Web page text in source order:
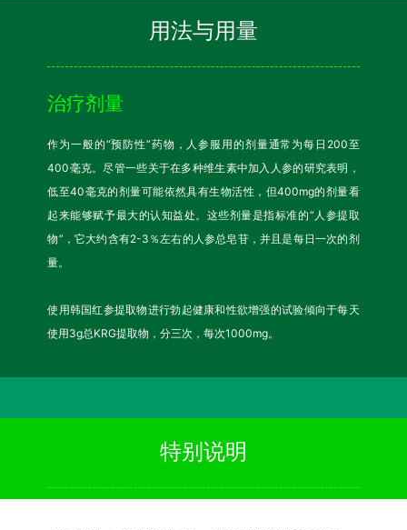
用法与用量
治疗剂量
作为一般的“预防性”药物，人参服用的剂量通常为每日200至
400毫克。尽管一些关于在多种维生素中加入人参的研究表明，
低至40毫克的剂量可能依然具有生物活性，但400mg的剂量看
起来能够赋予最大的认知益处。这些剂量是指标准的“人参提取
物”，它大约含有2-3％左右的人参总皂苷，并且是每日一次的剂
量。
使用韩国红参提取物进行勃起健康和性欲增强的试验倾向于每天
使用3g总KRG提取物，分三次，每次1000mg。
特别说明